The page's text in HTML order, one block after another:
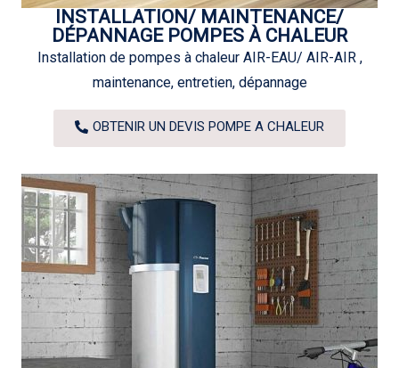
INSTALLATION/ MAINTENANCE/
DÉPANNAGE POMPES À CHALEUR
Installation de pompes à chaleur AIR-EAU/ AIR-AIR ,
maintenance, entretien, dépannage
OBTENIR UN DEVIS POMPE A CHALEUR